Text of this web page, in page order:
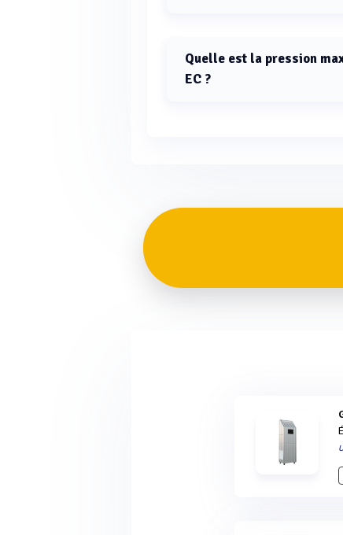
Quelle est la pression
EC ?